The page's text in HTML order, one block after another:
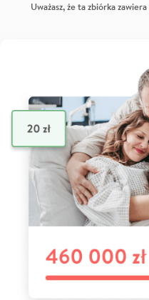
Uważasz, że ta zbiórka zawiera